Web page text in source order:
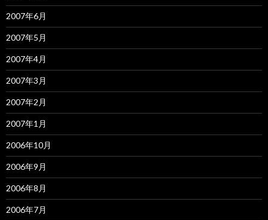
2007年6月
2007年5月
2007年4月
2007年3月
2007年2月
2007年1月
2006年10月
2006年9月
2006年8月
2006年7月